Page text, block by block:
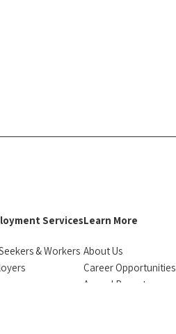
Services
& Workers
Learn More
About Us
Career Opportunities
Annual Reports